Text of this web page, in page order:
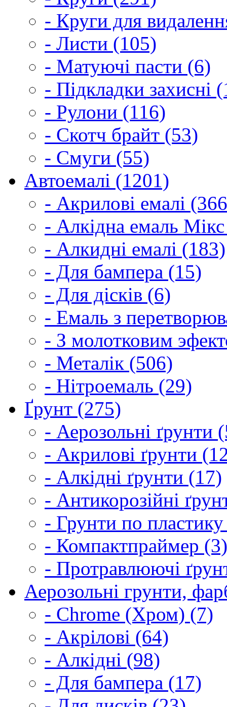
- Круги для
- Листи (105)
- Матуючі пасти (6)
- Підкладки захисні
- Рулони (116)
- Скотч брайт (53)
- Смуги (55)
Автоемалі (1201)
- Акрилові емалі
- Алкідна емаль
- Алкидні емалі (183)
- Для бампера (15)
- Для дісків (6)
- Емаль з
- З молотковим
- Металік (506)
- Нітроемаль (29)
Ґрунт (275)
- Аерозольні ґрунти
- Акрилові ґрунти
- Алкідні ґрунти (17)
- Антикорозійні
- Грунти по
- Компактпраймер (3)
- Протравлюючі
Аерозольні грунти,
- Chrome (Хром) (7)
- Акрілові (64)
- Алкідні (98)
- Для бампера (17)